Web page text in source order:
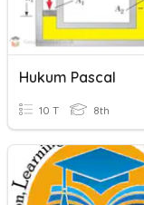
Hukum Pascal
10 T 8th